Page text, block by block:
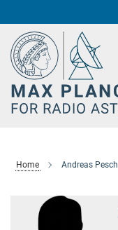
Content
Star
Home Andreas Pesch